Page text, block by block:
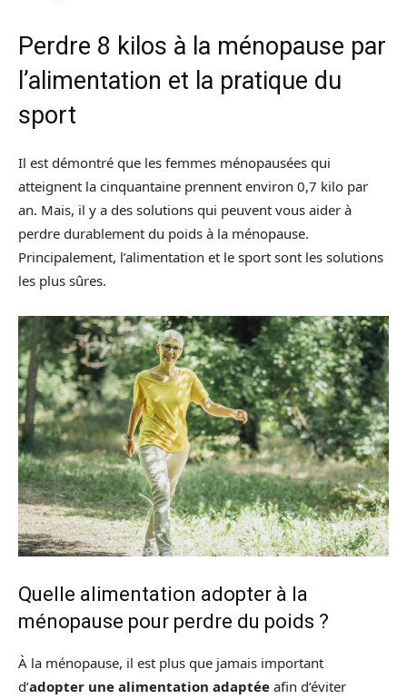
Perdre 8 kilos à la ménopause par
l’alimentation et la pratique du
sport
Il est démontré que les femmes ménopausées qui
atteignent la cinquantaine prennent environ 0,7 kilo par
an. Mais, il y a des solutions qui peuvent vous aider à
perdre durablement du poids à la ménopause.
Principalement, l’alimentation et le sport sont les solutions
les plus sûres.
Quelle alimentation adopter à la
ménopause pour perdre du poids ?
À la ménopause, il est plus que jamais important
d’adopter une alimentation adaptée afin d’éviter